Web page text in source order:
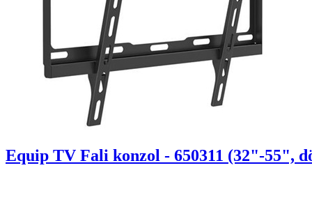
Equip TV Fali konzol - 650311 (32"-55",